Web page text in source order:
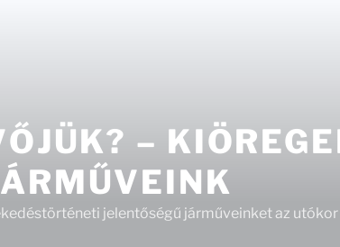
–
jelentőségű járműveinket az utókor